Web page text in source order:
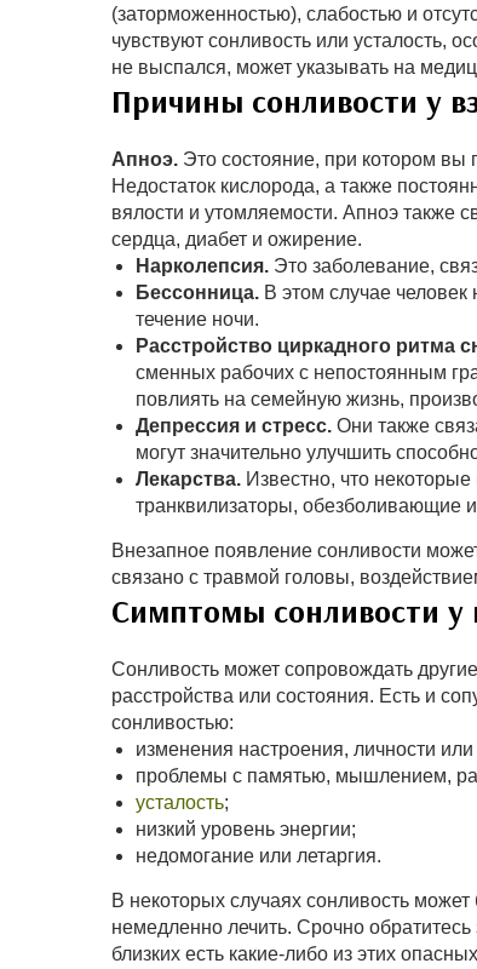
(заторможенностью), слабостью и
чувствуют сонливость или усталость,
не выспался, может указывать на
Причины сонливости у
Апноэ. Это состояние, при котором вы
Недостаток кислорода, а также
вялости и утомляемости. Апноэ также
сердца, диабет и ожирение.
Нарколепсия. Это заболевание,
Бессонница. В этом случае
течение ночи.
Расстройство циркадного ритма
сменных рабочих с непостоянным
повлиять на семейную жизнь,
Депрессия и стресс. Они также
могут значительно улучшить
Лекарства. Известно, что
транквилизаторы, обезболивающие
Внезапное появление сонливости
связано с травмой головы,
Симптомы сонливости у
Сонливость может сопровождать
расстройства или состояния. Есть и
сонливостью:
изменения настроения, личности
проблемы с памятью, мышлением,
усталость;
низкий уровень энергии;
недомогание или летаргия.
В некоторых случаях сонливость
немедленно лечить. Срочно
близких есть какие-либо из этих